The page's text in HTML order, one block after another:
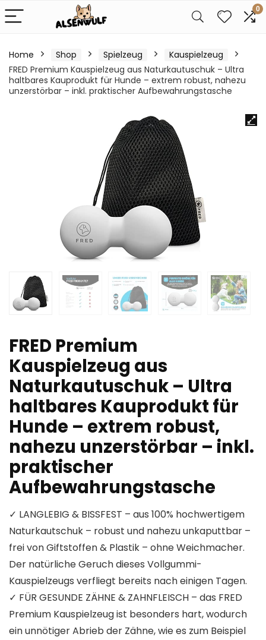
0
Home Shop Spielzeug
Kauspielzeug
FRED Premium Kauspielzeug aus Naturkautuschuk – Ultra
haltbares Kauprodukt für Hunde – extrem robust, nahezu
unzerstörbar – inkl. praktischer Aufbewahrungstasche
FRED Premium
Kauspielzeug aus
Naturkautuschuk – Ultra
haltbares Kauprodukt für
Hunde – extrem robust,
nahezu unzerstörbar – inkl.
praktischer
Aufbewahrungstasche
✓ LANGLEBIG & BISSFEST – aus 100% hochwertigem
Naturkautschuk – robust und nahezu unkaputtbar –
frei von Giftstoffen & Plastik – ohne Weichmacher.
Der natürliche Geruch dieses Vollgummi-
Kauspielzeugs verfliegt bereits nach einigen Tagen.
✓ FÜR GESUNDE ZÄHNE & ZAHNFLEISCH – das FRED
Premium Kauspielzeug ist besonders hart, wodurch
ein unnötiger Abrieb der Zähne, wie es zum Beispiel